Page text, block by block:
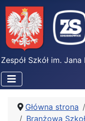
Zespół Szkół im.
Główna strona
Branżowa